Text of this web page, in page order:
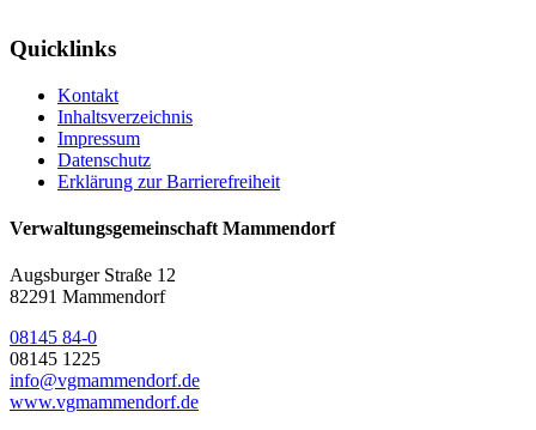
Quicklinks
Kontakt
Inhaltsverzeichnis
Impressum
Datenschutz
Erklärung zur Barrierefreiheit
Verwaltungsgemeinschaft Mammendorf
Augsburger Straße 12
82291 Mammendorf
08145 84-0
08145 1225
info@vgmammendorf.de
www.vgmammendorf.de